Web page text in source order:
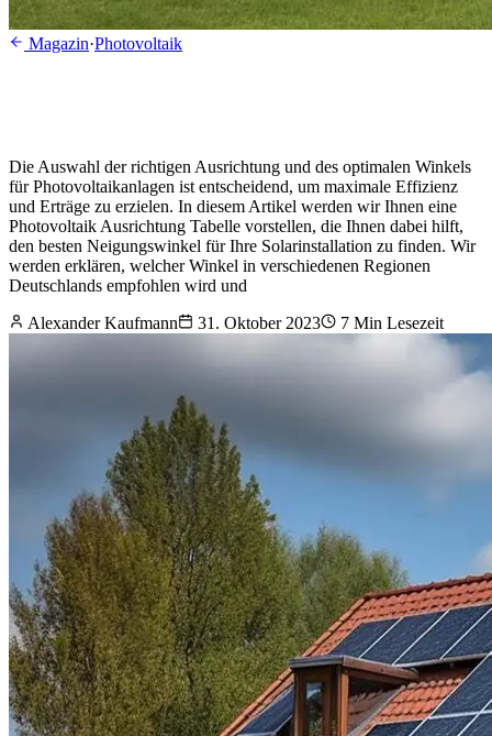
Magazin·Photovoltaik
Die Auswahl der richtigen Ausrichtung und des optimalen Winkels
für Photovoltaikanlagen ist entscheidend, um maximale Effizienz
und Erträge zu erzielen. In diesem Artikel werden wir Ihnen eine
Photovoltaik Ausrichtung Tabelle vorstellen, die Ihnen dabei hilft,
den besten Neigungswinkel für Ihre Solarinstallation zu finden. Wir
werden erklären, welcher Winkel in verschiedenen Regionen
Deutschlands empfohlen wird und
Alexander Kaufmann
31. Oktober 2023 7 Min Lesezeit